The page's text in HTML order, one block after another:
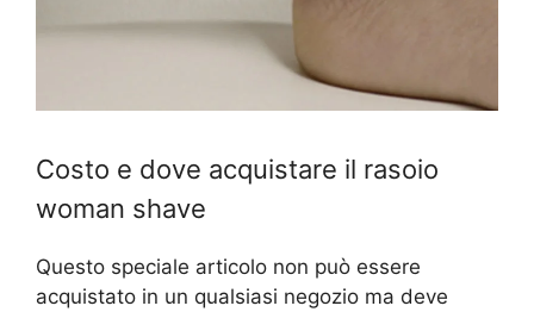
Costo e dove acquistare il rasoio
woman shave
Questo speciale articolo non può essere
acquistato in un qualsiasi negozio ma deve